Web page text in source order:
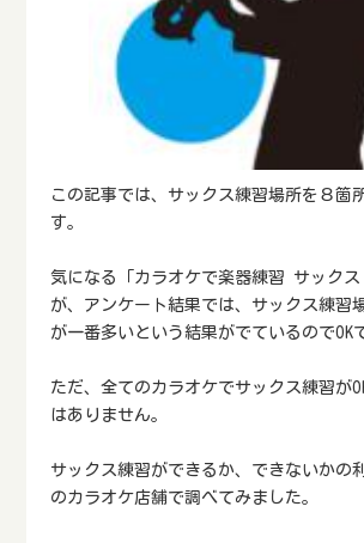
この記事では、サックス練習場所を８箇
す。
気になる「カラオケで楽器練習 サックス
が、アンケート結果では、サックス練習
が一番多いという結果がでているのでOK
ただ、全てのカラオケでサックス練習が
はありません。
サックス練習ができるか、できないかの
のカラオケ店舗で調べてみました。